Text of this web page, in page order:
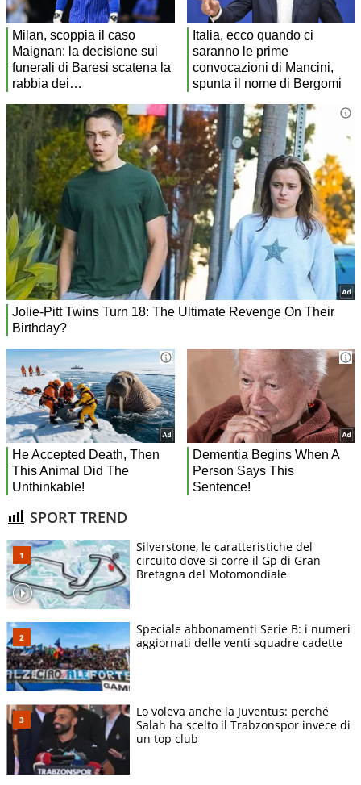
SPORT TREND
Silverstone, le caratteristiche del
circuito dove si corre il Gp di Gran
Bretagna del Motomondiale
Speciale abbonamenti Serie B: i numeri
aggiornati delle venti squadre cadette
Lo voleva anche la Juventus: perché
Salah ha scelto il Trabzonspor invece di
un top club